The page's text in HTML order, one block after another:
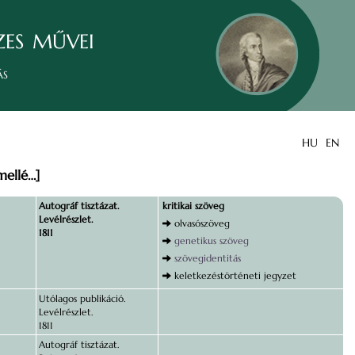
művei
HU EN
Autográf tisztázat.
Levélrészlet.
1811
kritikai szöveg
olvasószöveg
genetikus szöveg
szövegidentitás
keletkezéstörténeti jegyzet
Utólagos publikáció.
Levélrészlet.
1811
Autográf tisztázat.